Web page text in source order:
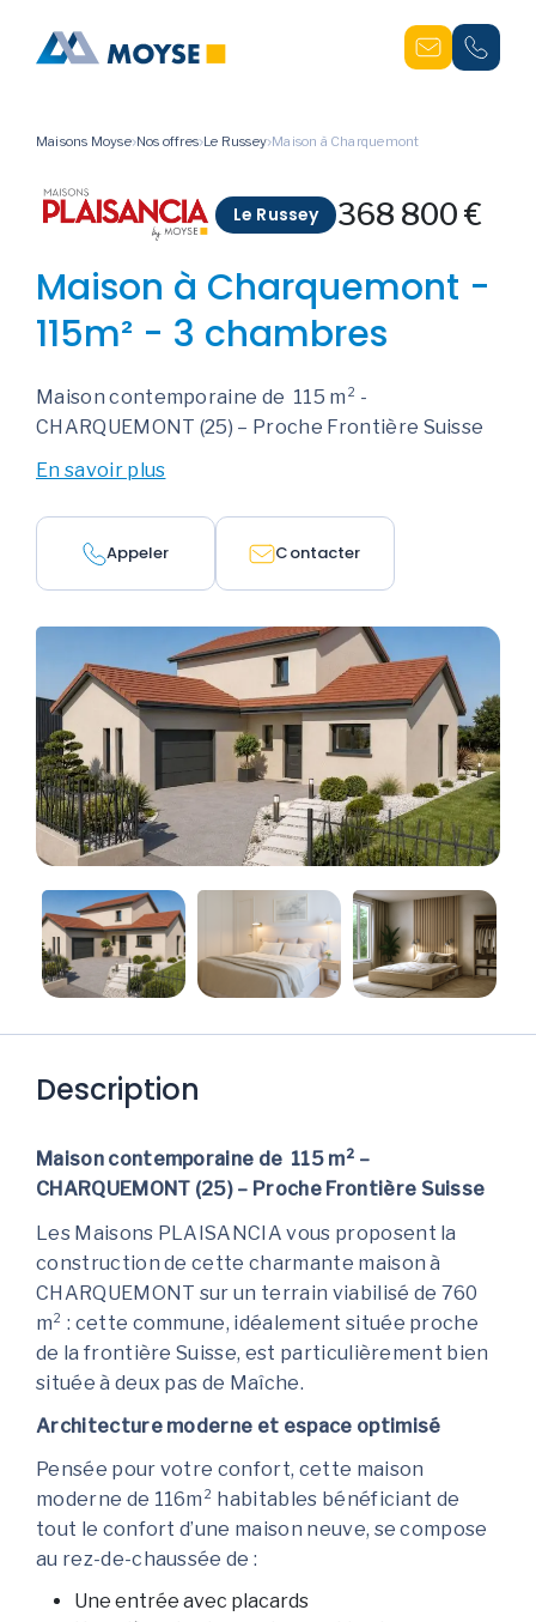
Maisons Moyse Nos offres Le Russey Maison à Charquemont
Le Russey 368 800 €
Maison à Charquemont -
115m² - 3 chambres
Maison contemporaine de 115 m² -
CHARQUEMONT (25) – Proche Frontière Suisse
En savoir plus
Appeler Contacter
Description
Maison contemporaine de 115 m² –
CHARQUEMONT (25) – Proche Frontière Suisse
Les Maisons PLAISANCIA vous proposent la
construction de cette charmante maison à
CHARQUEMONT sur un terrain viabilisé de 760
m² : cette commune, idéalement située proche
de la frontière Suisse, est particulièrement bien
située à deux pas de Maîche.
Architecture moderne et espace optimisé
Pensée pour votre confort, cette maison
moderne de 116m² habitables bénéficiant de
tout le confort d’une maison neuve, se compose
au rez-de-chaussée de :
Une entrée avec placards